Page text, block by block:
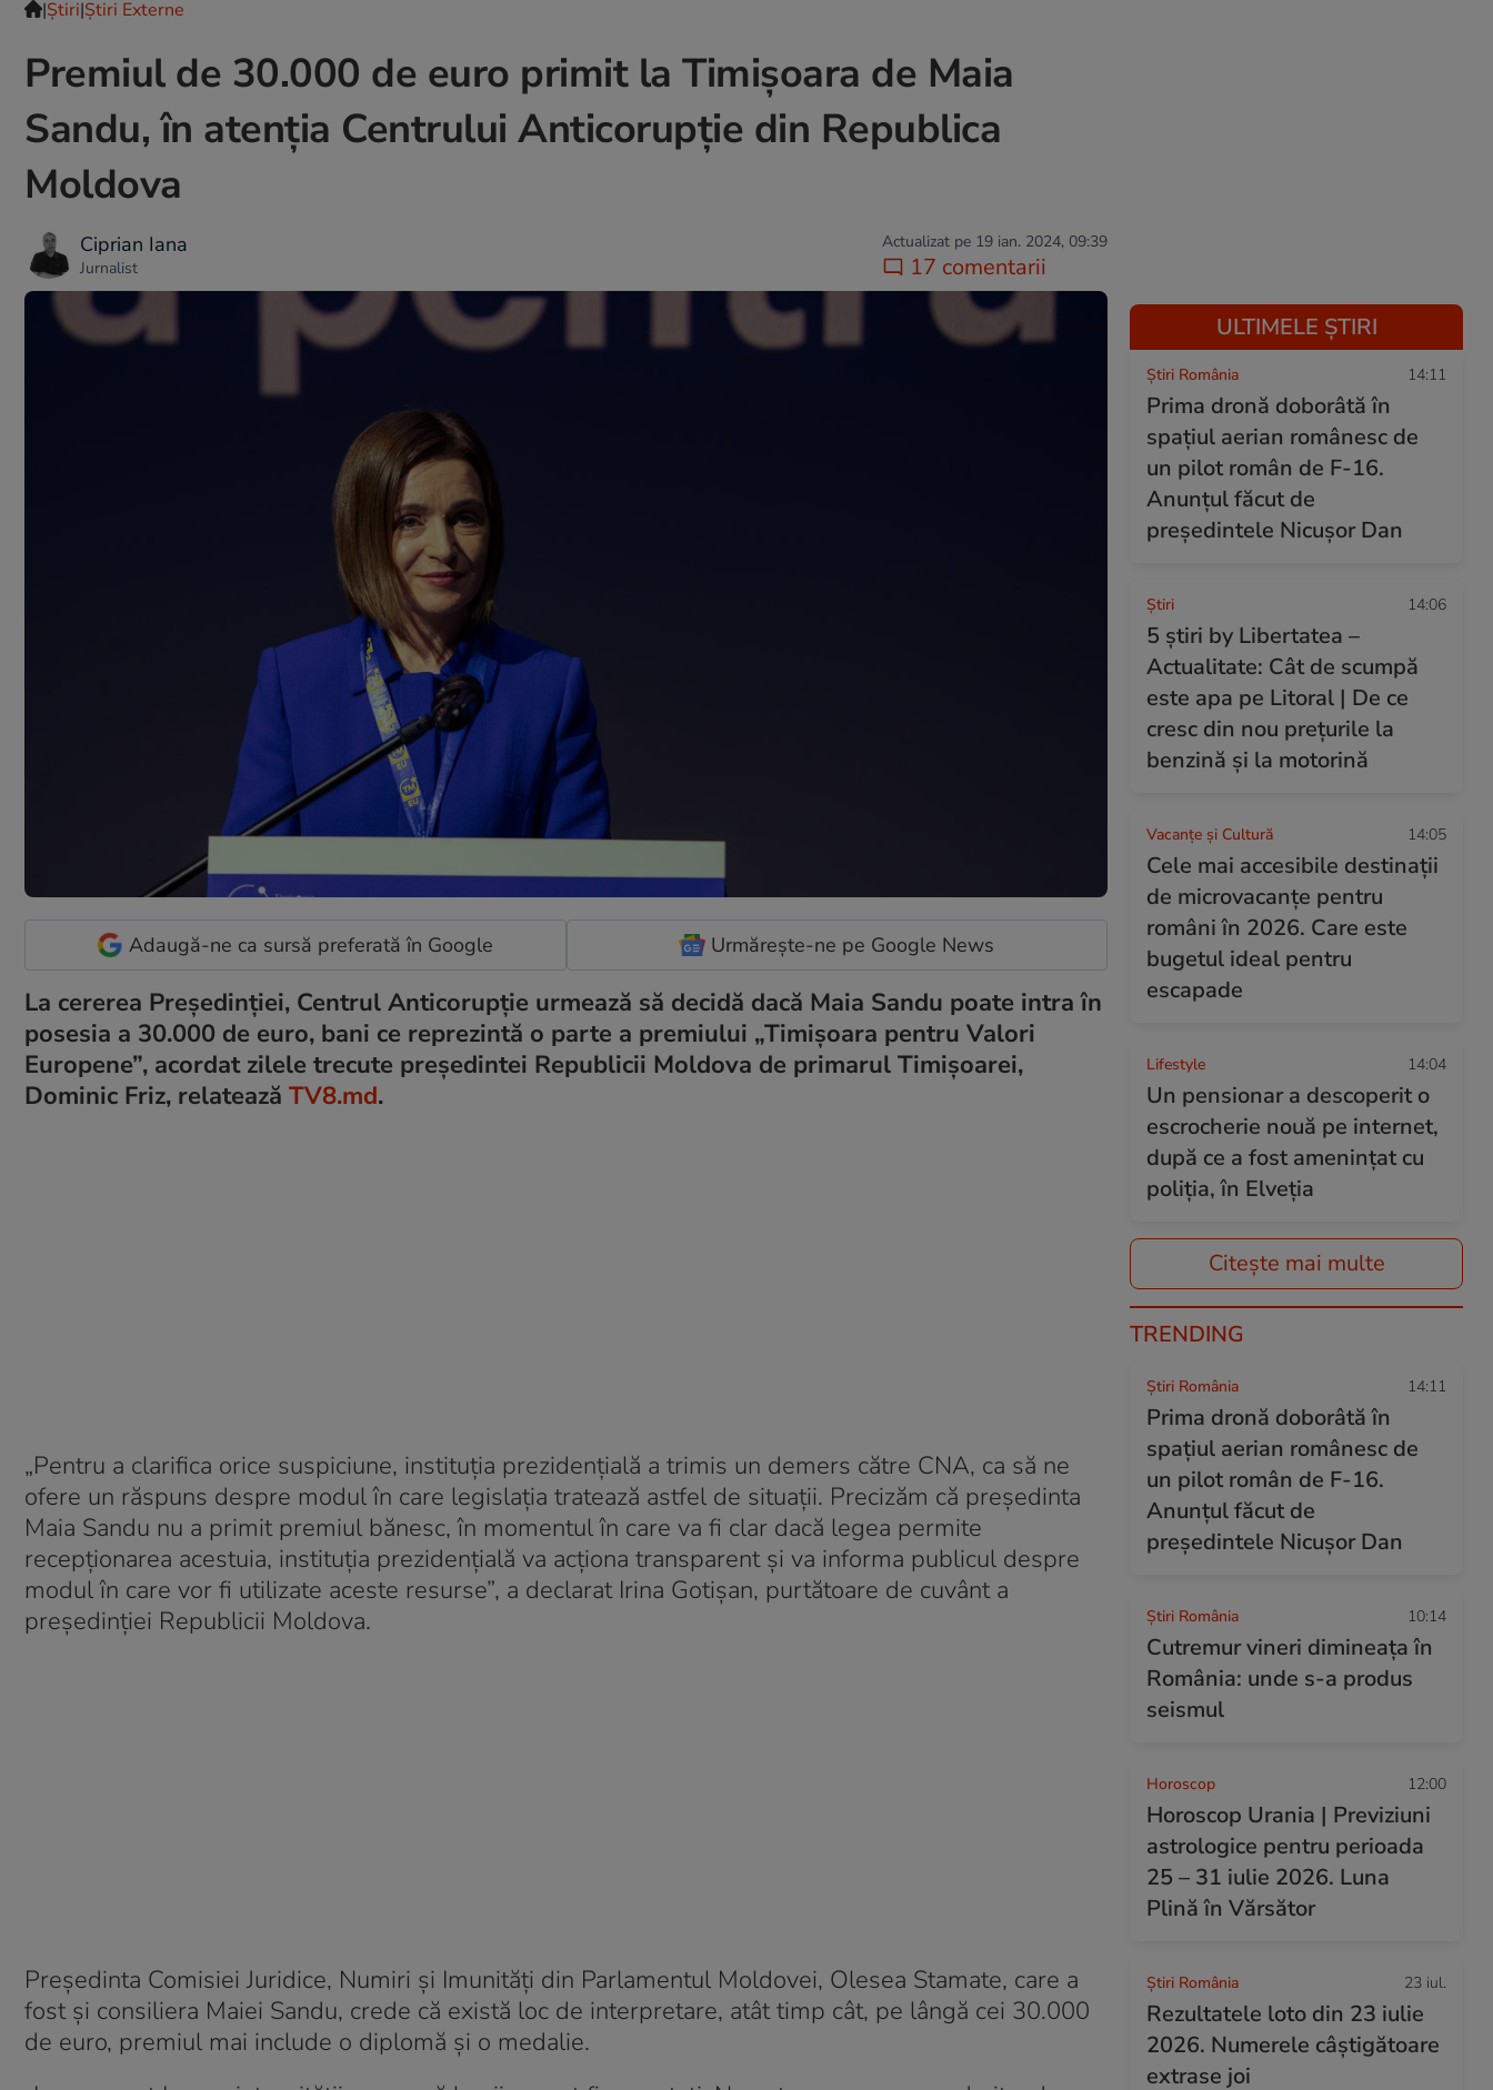
|Ştiri|Știri Externe
Premiul de 30.000 de euro primit la Timișoara de Maia
Sandu, în atenția Centrului Anticorupție din Republica
Moldova
Ciprian Iana
Jurnalist
Actualizat pe 19 ian. 2024, 09:39
17 comentarii
Adaugă-ne ca sursă preferată în Google Urmărește-ne pe Google News
La cererea Președinției, Centrul Anticorupție urmează să decidă dacă Maia Sandu poate intra în
posesia a 30.000 de euro, bani ce reprezintă o parte a premiului „Timișoara pentru Valori
Europene”, acordat zilele trecute președintei Republicii Moldova de primarul Timișoarei,
Dominic Friz, relatează TV8.md.
„Pentru a clarifica orice suspiciune, instituția prezidențială a trimis un demers către CNA, ca să ne
ofere un răspuns despre modul în care legislația tratează astfel de situații. Precizăm că președinta
Maia Sandu nu a primit premiul bănesc, în momentul în care va fi clar dacă legea permite
recepționarea acestuia, instituția prezidențială va acționa transparent și va informa publicul despre
modul în care vor fi utilizate aceste resurse”, a declarat Irina Gotișan, purtătoare de cuvânt a
președinției Republicii Moldova.
Președinta Comisiei Juridice, Numiri și Imunități din Parlamentul Moldovei, Olesea Stamate, care a
fost și consiliera Maiei Sandu, crede că există loc de interpretare, atât timp cât, pe lângă cei 30.000
de euro, premiul mai include o diplomă și o medalie.
ULTIMELE ȘTIRI
Știri România 14:11
Prima dronă doborâtă în
spațiul aerian românesc de
un pilot român de F-16.
Anunțul făcut de
președintele Nicușor Dan
Ştiri 14:06
5 știri by Libertatea –
Actualitate: Cât de scumpă
este apa pe Litoral | De ce
cresc din nou prețurile la
benzină și la motorină
Vacanțe și Cultură 14:05
Cele mai accesibile destinații
de microvacanțe pentru
români în 2026. Care este
bugetul ideal pentru
escapade
Lifestyle 14:04
Un pensionar a descoperit o
escrocherie nouă pe internet,
după ce a fost amenințat cu
poliția, în Elveția
Citește mai multe
TRENDING
Știri România 14:11
Prima dronă doborâtă în
spațiul aerian românesc de
un pilot român de F-16.
Anunțul făcut de
președintele Nicușor Dan
Știri România 10:14
Cutremur vineri dimineața în
România: unde s-a produs
seismul
Horoscop 12:00
Horoscop Urania | Previziuni
astrologice pentru perioada
25 – 31 iulie 2026. Luna
Plină în Vărsător
Știri România 23 iul.
Rezultatele loto din 23 iulie
2026. Numerele câștigătoare
extrase joi